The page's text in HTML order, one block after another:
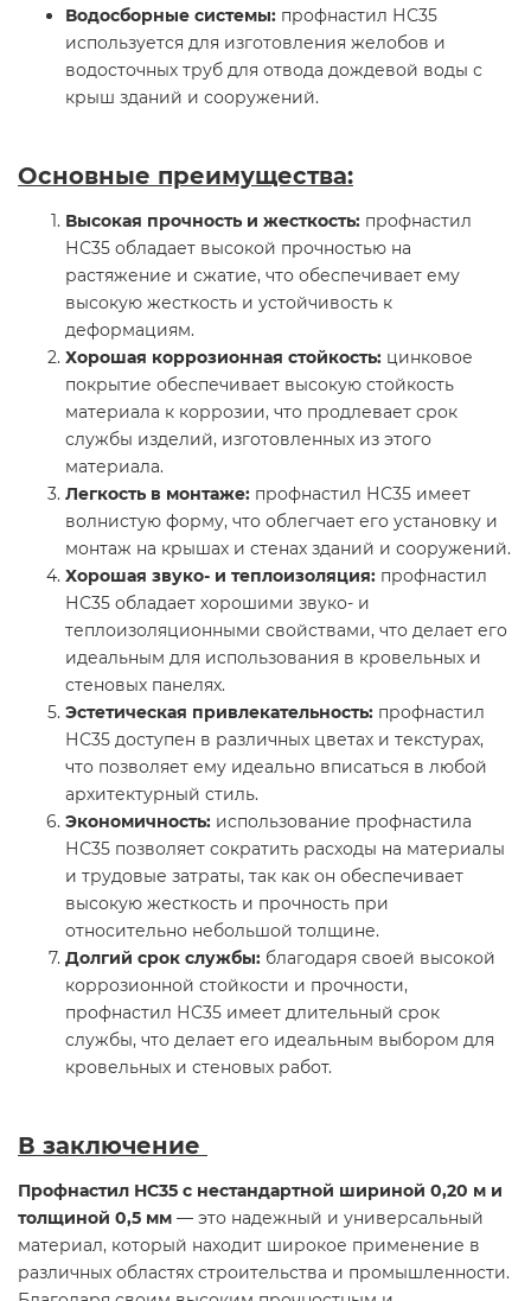
Водосборные системы: профнастил НС35
используется для изготовления желобов и
водосточных труб для отвода дождевой воды с
крыш зданий и сооружений.
Основные преимущества:
Высокая прочность и жесткость: профнастил
НС35 обладает высокой прочностью на
растяжение и сжатие, что обеспечивает ему
высокую жесткость и устойчивость к
деформациям.
Хорошая коррозионная стойкость: цинковое
покрытие обеспечивает высокую стойкость
материала к коррозии, что продлевает срок
службы изделий, изготовленных из этого
материала.
Легкость в монтаже: профнастил НС35 имеет
волнистую форму, что облегчает его установку и
монтаж на крышах и стенах зданий и сооружений.
Хорошая звуко- и теплоизоляция: профнастил
НС35 обладает хорошими звуко- и
теплоизоляционными свойствами, что делает его
идеальным для использования в кровельных и
стеновых панелях.
Эстетическая привлекательность: профнастил
НС35 доступен в различных цветах и текстурах,
что позволяет ему идеально вписаться в любой
архитектурный стиль.
Экономичность: использование профнастила
НС35 позволяет сократить расходы на материалы
и трудовые затраты, так как он обеспечивает
высокую жесткость и прочность при
относительно небольшой толщине.
Долгий срок службы: благодаря своей высокой
коррозионной стойкости и прочности,
профнастил НС35 имеет длительный срок
службы, что делает его идеальным выбором для
кровельных и стеновых работ.
В заключение
Профнастил НС35 с нестандартной шириной 0,20 м и
толщиной 0,5 мм — это надежный и универсальный
материал, который находит широкое применение в
различных областях строительства и промышленности.